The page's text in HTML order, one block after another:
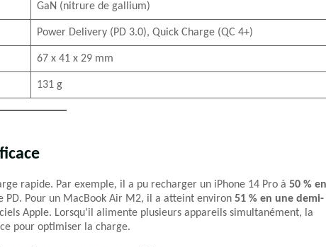
GaN (nitrure de gallium)
Power Delivery (PD 3.0), Quick Charge (QC 4+)
67 x 41 x 29 mm
131 g
rapide. Par exemple, il a pu recharger un iPhone 14 Pro à 50 % en
PD. Pour un MacBook Air M2, il a atteint environ 51 % en une demi-
Apple. Lorsqu’il alimente plusieurs appareils simultanément, la
pour optimiser la charge.